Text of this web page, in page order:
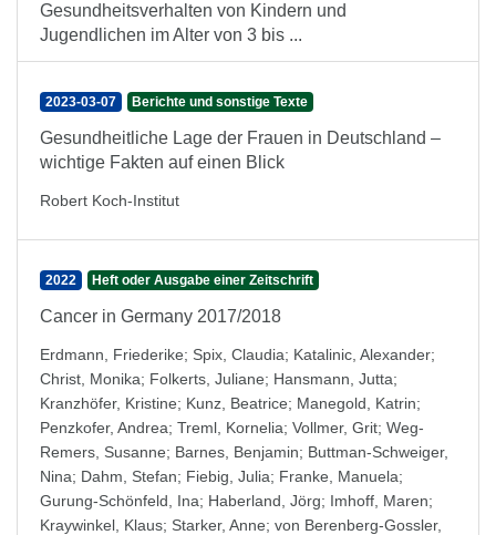
Gesundheitsverhalten von Kindern und
Jugendlichen im Alter von 3 bis ...
2023-03-07 Berichte und sonstige Texte
Gesundheitliche Lage der Frauen in Deutschland –
wichtige Fakten auf einen Blick
Robert Koch-Institut
2022 Heft oder Ausgabe einer Zeitschrift
Cancer in Germany 2017/2018
Erdmann, Friederike; Spix, Claudia; Katalinic, Alexander;
Christ, Monika; Folkerts, Juliane; Hansmann, Jutta;
Kranzhöfer, Kristine; Kunz, Beatrice; Manegold, Katrin;
Penzkofer, Andrea; Treml, Kornelia; Vollmer, Grit; Weg-
Remers, Susanne; Barnes, Benjamin; Buttman-Schweiger,
Nina; Dahm, Stefan; Fiebig, Julia; Franke, Manuela;
Gurung-Schönfeld, Ina; Haberland, Jörg; Imhoff, Maren;
Kraywinkel, Klaus; Starker, Anne; von Berenberg-Gossler,